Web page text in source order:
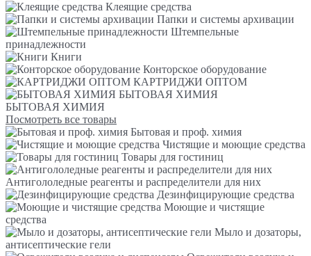
Клеящие средства
Папки и системы архивации
Штемпельные
принадлежности
Книги
Конторское оборудование
КАРТРИДЖИ ОПТОМ
БЫТОВАЯ ХИМИЯ
БЫТОВАЯ ХИМИЯ
Посмотреть все товары
Бытовая и проф. химия
Чистящие и моющие средства
Товары для гостиниц
Антигололедные реагенты и распределители для них
Дезинфицирующие средства
Моющие и чистящие
средства
Мыло и дозаторы,
антисептические гели